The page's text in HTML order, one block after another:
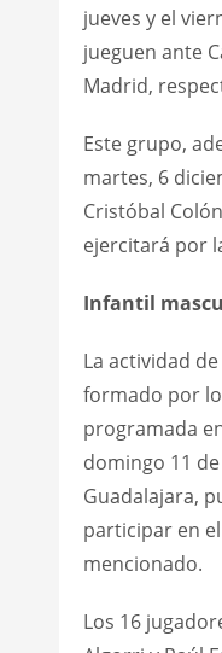
jueves y el
jueguen ante
Madrid,
Este grupo,
martes, 6
Cristóbal
ejercitará por
Infantil
La actividad
formado por
programada
domingo 11
Guadalajara,
participar en
mencionado.
Los 16